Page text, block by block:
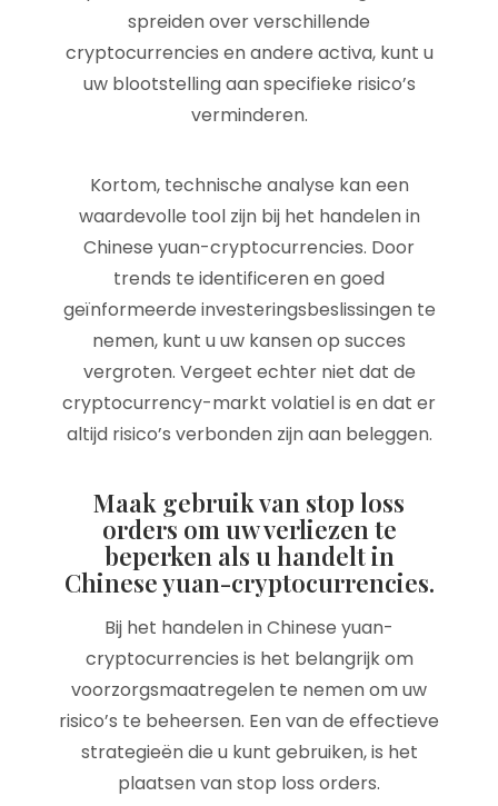
spreiden over verschillende
cryptocurrencies en andere activa, kunt u
uw blootstelling aan specifieke risico’s
verminderen.
Kortom, technische analyse kan een
waardevolle tool zijn bij het handelen in
Chinese yuan-cryptocurrencies. Door
trends te identificeren en goed
geïnformeerde investeringsbeslissingen te
nemen, kunt u uw kansen op succes
vergroten. Vergeet echter niet dat de
cryptocurrency-markt volatiel is en dat er
altijd risico’s verbonden zijn aan beleggen.
Maak gebruik van stop loss
orders om uw verliezen te
beperken als u handelt in
Chinese yuan-cryptocurrencies.
Bij het handelen in Chinese yuan-
cryptocurrencies is het belangrijk om
voorzorgsmaatregelen te nemen om uw
risico’s te beheersen. Een van de effectieve
strategieën die u kunt gebruiken, is het
plaatsen van stop loss orders.